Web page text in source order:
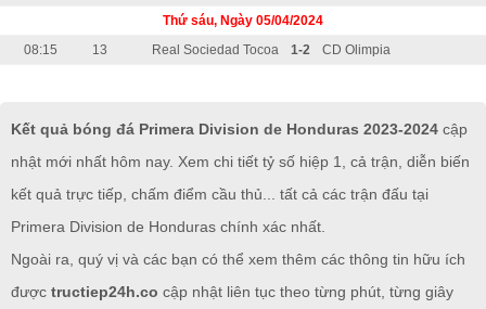
Thứ sáu, Ngày 05/04/2024
08:15
13 Real Sociedad Tocoa 1-2 CD Olimpia
Kết quả bóng đá Primera Division de Honduras 2023-2024 cập
nhật mới nhất hôm nay. Xem chi tiết tỷ số hiệp 1, cả trận, diễn biến
kết quả trực tiếp, chấm điểm cầu thủ... tất cả các trận đấu tại
Primera Division de Honduras chính xác nhất.
Ngoài ra, quý vị và các bạn có thể xem thêm các thông tin hữu ích
được tructiep24h.co cập nhật liên tục theo từng phút, từng giây